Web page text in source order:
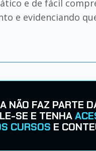
e de fácil
e evidenciando
NÃO FAZ PARTE
SE E TENHA
CURSOS E